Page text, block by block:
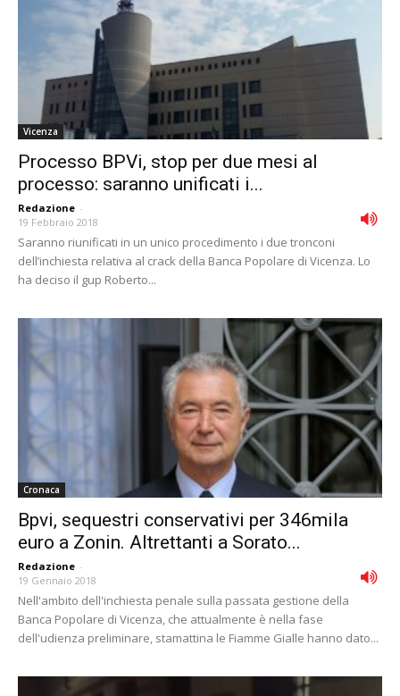
Vicenza
Processo BPVi, stop per due mesi al
processo: saranno unificati i...
Redazione -
19 Febbraio 2018
Saranno riunificati in un unico procedimento i due tronconi
dell’inchiesta relativa al crack della Banca Popolare di Vicenza. Lo
ha deciso il gup Roberto...
Cronaca
Bpvi, sequestri conservativi per 346mila
euro a Zonin. Altrettanti a Sorato...
Redazione -
19 Gennaio 2018
Nell'ambito dell'inchiesta penale sulla passata gestione della
Banca Popolare di Vicenza, che attualmente è nella fase
dell'udienza preliminare, stamattina le Fiamme Gialle hanno dato...